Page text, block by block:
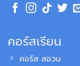
คอร์สเรียน
คอร์ส สอวน